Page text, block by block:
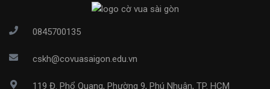
0845700135
cskh@covuasaigon.edu.vn
119 Đ. Phổ Quang, Phường 9, Phú Nhuận, TP. HCM